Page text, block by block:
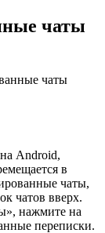
чаты
чаты
Android,
в
чаты,
чатов вверх.
нажмите на
переписки.